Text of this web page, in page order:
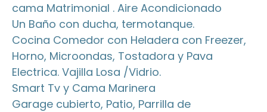
cama Matrimonial . Aire Acondicionado
Un Baño con ducha, termotanque.
Cocina Comedor con Heladera con Freezer,
Horno, Microondas, Tostadora y Pava
Electrica. Vajilla Losa /Vidrio.
Smart Tv y Cama Marinera
Garage cubierto, Patio, Parrilla de